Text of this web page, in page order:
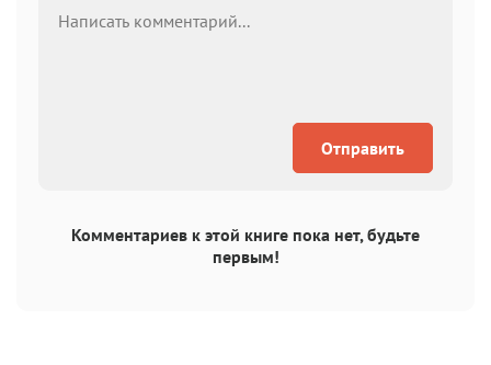
Отправить
Комментариев к этой книге пока нет, будьте
первым!